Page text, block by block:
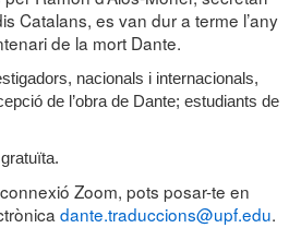
Catalans, es van dur a terme l’any
de la mort Dante.
nacionals i internacionals,
de l’obra de Dante; estudiants de
Zoom, pots posar-te en
dante.traduccions@upf.edu.